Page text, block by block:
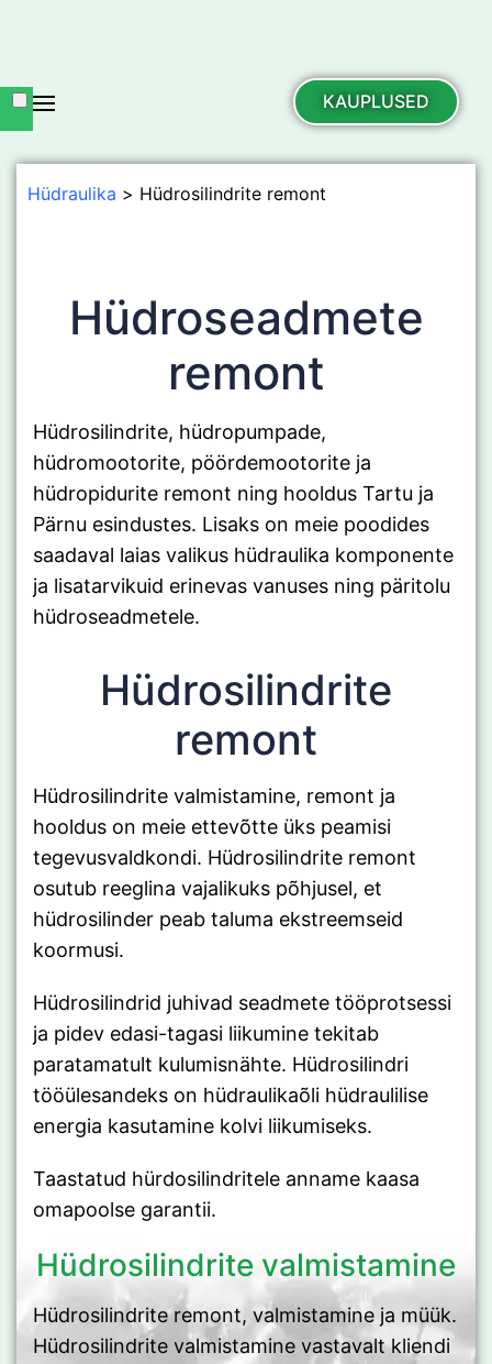
KAUPLUSED
Hüdraulika Hüdrosilindrite remont
Hüdroseadmete
remont
Hüdrosilindrite, hüdropumpade,
hüdromootorite, pöördemootorite ja
hüdropidurite remont ning hooldus Tartu ja
Pärnu esindustes. Lisaks on meie poodides
saadaval laias valikus hüdraulika komponente
ja lisatarvikuid erinevas vanuses ning päritolu
hüdroseadmetele.
Hüdrosilindrite
remont
Hüdrosilindrite valmistamine, remont ja
hooldus on meie ettevõtte üks peamisi
tegevusvaldkondi. Hüdrosilindrite remont
osutub reeglina vajalikuks põhjusel, et
hüdrosilinder peab taluma ekstreemseid
koormusi.
Hüdrosilindrid juhivad seadmete tööprotsessi
ja pidev edasi-tagasi liikumine tekitab
paratamatult kulumisnähte. Hüdrosilindri
tööülesandeks on hüdraulikaõli hüdraulilise
energia kasutamine kolvi liikumiseks.
Taastatud hürdosilindritele anname kaasa
omapoolse garantii.
Hüdrosilindrite valmistamine
Hüdrosilindrite remont, valmistamine ja müük.
Hüdrosilindrite valmistamine vastavalt kliendi